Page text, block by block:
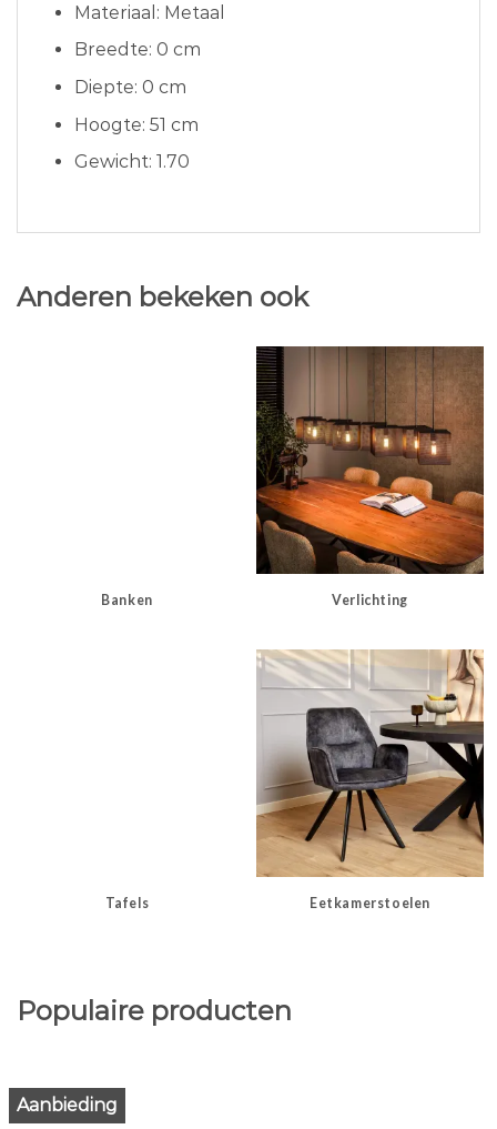
Materiaal: Metaal
Breedte: 0 cm
Diepte: 0 cm
Hoogte: 51 cm
Gewicht: 1.70
Anderen bekeken ook
Banken Verlichting
Tafels Eetkamerstoelen
Populaire producten
Aanbieding